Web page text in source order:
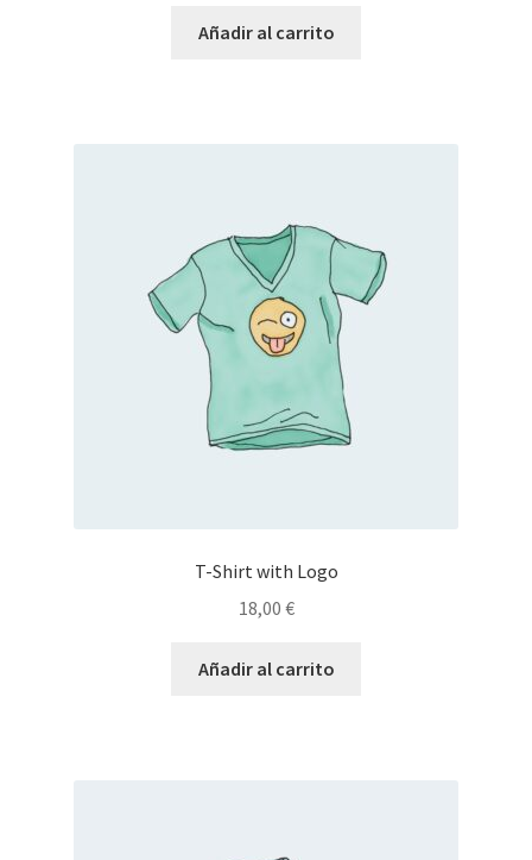
originalactual
Añadir al carrito
T-Shirt with Logo
18,00 €
Añadir al carrito